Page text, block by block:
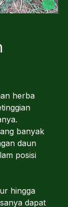
herba
banyak
daun
posisi
hingga
dapat